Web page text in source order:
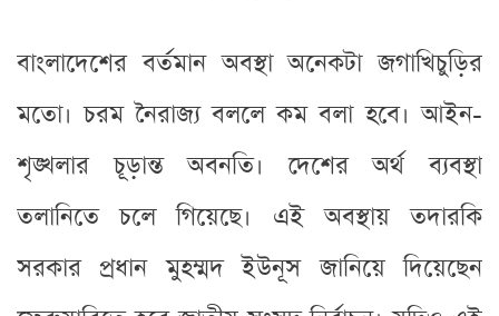
বাংলাদেশের বর্তমান অবস্থা অনেকটা জগাখিচুড়ির
মতো। চরম নৈরাজ্য বললে কম বলা হবে। আইন-
শৃঙ্খলার চূড়ান্ত অবনতি। দেশের অর্থ ব্যবস্থা
তলানিতে চলে গিয়েছে। এই অবস্থায় তদারকি
সরকার প্রধান মুহম্মদ ইউনূস জানিয়ে দিয়েছেন